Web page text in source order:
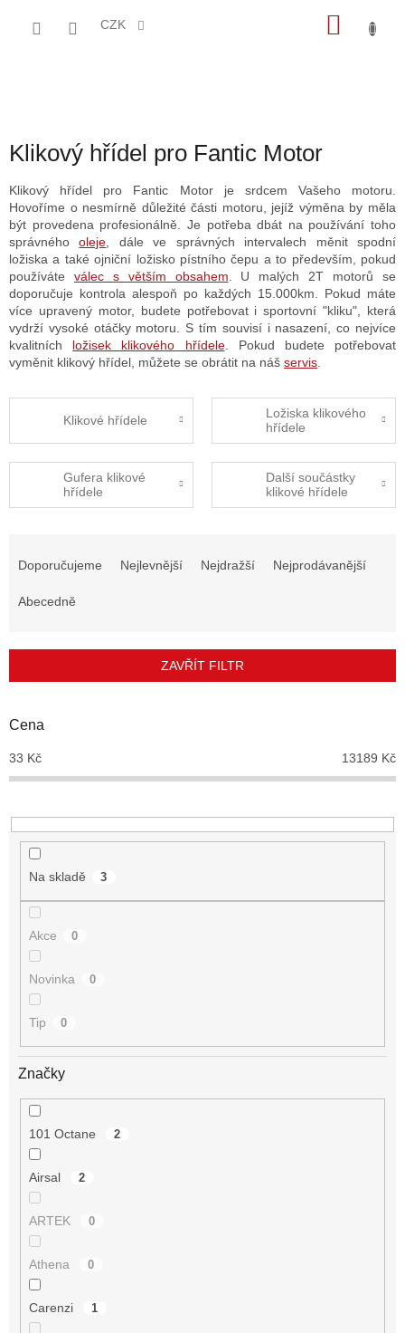
CZK
Klikový hřídel pro Fantic Motor
Klikový hřídel pro Fantic Motor je srdcem Vašeho motoru.
Hovoříme o nesmírně důležité části motoru, jejíž výměna by měla
být provedena profesionálně. Je potřeba dbát na používání toho
správnéhooleje , dále ve správných intervalech měnit spodní
ložiska a také ojniční ložisko pístního čepu a to především, pokud
používáte válec s větším obsahem . U malých 2T motorů se
doporučuje kontrola alespoň po každých 15.000km. Pokud máte
více upravený motor, budete potřebovat i sportovní "kliku", která
vydrží vysoké otáčky motoru. S tím souvisí i nasazení, co nejvíce
kvalitních ložisek klikového hřídele. Pokud budete potřebovat
vyměnit klikový hřídel, můžete se obrátit na náš servis
Klikové hřídele
Ložiska klikového
hřídele
Gufera klikové
hřídele
Další součástky
klikové hřídele
r
d
k
t
Doporučujeme Nejlevnější Nejdražší Nejprodávanější
Abecedně
ZAVŘÍT FILTR
Cena
33 Kč 13189 Kč
Na skladě 3
Akce 0
Novinka 0
Tip 0
Značky
101 Octane 2
Airsal 2
ARTEK 0
Athena 0
Carenzi 1